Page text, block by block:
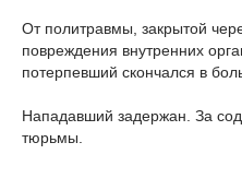
От политравмы, закрытой
повреждения внутренних
потерпевший скончался в
Нападавший задержан. За
тюрьмы.